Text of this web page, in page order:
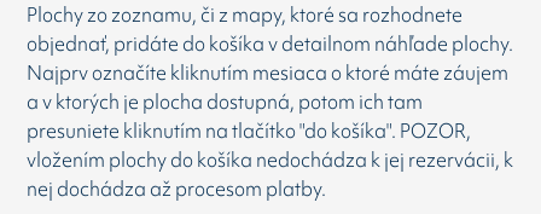
Plochy zo zoznamu, či z mapy, ktoré sa rozhodnete
objednať, pridáte do košíka v detailnom náhľade plochy.
Najprv označíte kliknutím mesiaca o ktoré máte záujem
a v ktorých je plocha dostupná, potom ich tam
presuniete kliknutím na tlačítko "do košíka". POZOR,
vložením plochy do košíka nedochádza k jej rezervácii, k
nej dochádza až procesom platby.